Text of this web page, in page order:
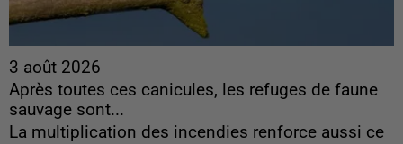
3 août 2026
Après toutes ces canicules, les refuges de faune
sauvage sont...
La multiplication des incendies renforce aussi ce